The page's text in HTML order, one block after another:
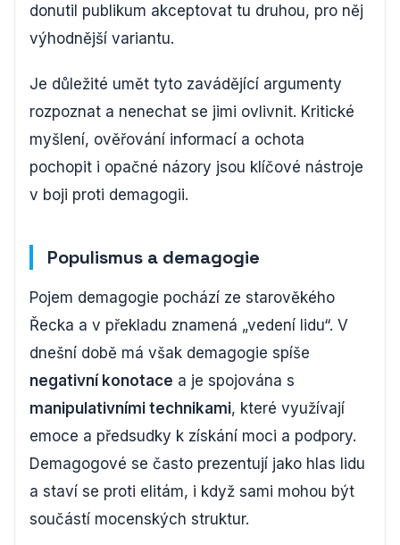
donutil publikum akceptovat tu druhou, pro něj
výhodnější variantu.
Je důležité umět tyto zavádějící argumenty
rozpoznat a nenechat se jimi ovlivnit. Kritické
myšlení, ověřování informací a ochota
pochopit i opačné názory jsou klíčové nástroje
v boji proti demagogii.
Populismus a demagogie
Pojem demagogie pochází ze starověkého
Řecka a v překladu znamená „vedení lidu“. V
dnešní době má však demagogie spíše
negativní konotace a je spojována s
manipulativními technikami, které využívají
emoce a předsudky k získání moci a podpory.
Demagogové se často prezentují jako hlas lidu
a staví se proti elitám, i když sami mohou být
součástí mocenských struktur.